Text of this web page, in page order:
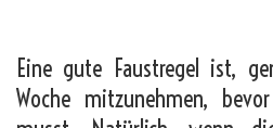
Eine gute Faustregel ist,
Woche mitzunehmen,